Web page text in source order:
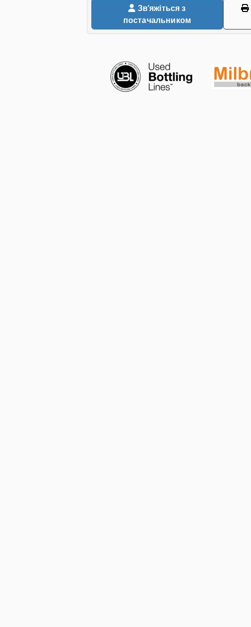
постачальником